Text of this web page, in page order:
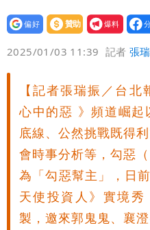
日人讚爆：乾脆
這次真的不一樣
進製程 挑戰擴
連戰二媳罕見發
任」
獨家｜蕭敬騰
東！漲租→續
Summer火大
苦茶癌油｜威
商羈押禁見
廉航新規「頭
上廁所多少？
白海豚路徑變
風圈逼近岸處
3資深房仲遭聲
設為
贊助
我要
爆料
2025/01/03 11:39 記者張
【記者張瑞振／台
心中的惡 》頻道崛起
底線、公然挑戰既得
會時事分析等，勾惡
為「勾惡幫主」，日
天使投資人》實境
製，邀來郭鬼鬼、襄